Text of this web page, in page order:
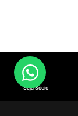
Seja Sócio